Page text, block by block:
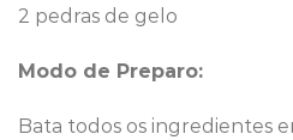
2 pedras de gelo
Modo de Preparo:
Bata todos os ingredientes